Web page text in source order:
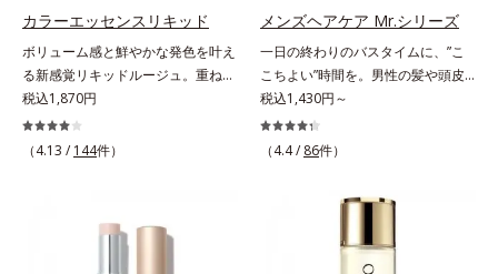
「ナノVCショットカプセル」を配
合。カプセルが浸透してから成分を
放出する特殊技術によって、高い浸
透力(*2)と安定性を実現。毛穴の目
立ちをしっかりケア(*3)して、ゆら
ぎやすいニキビ肌を、みずみずしい
清潔な垢抜け肌(*4)へと導きます。
(*5)。*1 テトラ2-ヘキシルデカン酸
アスコルビル、天然ビタミンE、イ
カラーエッセンスリキッド
ボリューム感と鮮やかな発色を叶え
る新感覚リキッドルージュ。重ねる
ほど、鮮やかにボリューミーに。1
本で美しい仕上がりを叶えるリキッ
ドルージュです。唇の凹凸を均一に
唇への密着感を高め色持ちを叶える
税込1,870円
（4.13 / 144件）
メンズヘアケア Mr.シリーズ
一日の終わりのバスタイムに、”こ
こちよい”時間を。男性の髪や頭皮
は汗や余分な皮脂に加え、ハードワ
ックスやスプレーなど性質が異なる
汚れがたまりやすい環境にありま
れも1度洗いで落とす設計のシャン
プーを実現しました。また、うるお
税込1,430円～
（4.4 / 86件）